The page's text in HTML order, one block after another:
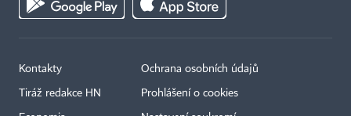
Kontakty
Tiráž redakce HN
Ochrana osobních údajů
Prohlášení o cookies